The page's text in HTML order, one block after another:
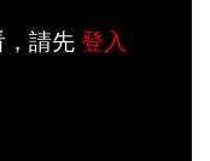
請先登入